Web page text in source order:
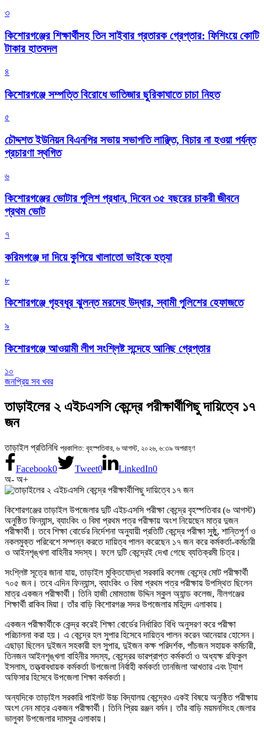
৩
কিশোরগঞ্জের শিক্ষার্থীসহ তিন সাইবার প্রতারক গ্রেপ্তার: ফিশিংয়ে কোটি
টাকার হাতবদল
৪
কিশোরগঞ্জে সম্পত্তি বিরোধে ভাতিজার ছুরিকাঘাতে চাচা নিহত
৫
চৌদ্দশত ইউনিয়ন বিএনপির সভায় সভাপতি লাঞ্ছিত, বিচার না হওয়া পর্যন্ত
প্রচারণা স্থগিত
৬
কিশোরগঞ্জের ভোটার পুলিশ প্রধান, দিবেন ৩৫ বছরের চাকরী জীবনে
প্রথম ভোট
৭
করিমগঞ্জে দা দিয়ে কুপিয়ে খালাতো ভাইকে হত্যা
৮
কিশোরগঞ্জে গৃহবধূর ঝুলন্ত মরদেহ উদ্ধার, স্বামী পুলিশের হেফাজতে
৯
কিশোরগঞ্জে আওয়ামী লীগ সংশ্লিষ্ট সন্দেহে আনিছ গ্রেপ্তার
১০
জনপ্রিয় সব খবর
তাড়াইলের ২ এইচএসসি কেন্দ্রে পরীক্ষার্থীপিছু দায়িত্বে ১৭
জন
তাড়াইল প্রতিনিধি প্রকাশিত: বৃহস্পতিবার, ৬ আগস্ট, ২০২৬, ৬:৩৯ অপরাহ্ণ
Facebook0 Tweet0 LinkedIn0
অ- অ+
কিশোরগঞ্জের তাড়াইল উপজেলার দুটি এইচএসসি পরীক্ষা কেন্দ্রে বৃহস্পতিবার (৬ আগস্ট)
অনুষ্ঠিত ফিন্যান্স, ব্যাংকিং ও বিমা প্রথম পত্র পরীক্ষায় অংশ নিয়েছেন মাত্র দুজন
পরীক্ষার্থী। তবে শিক্ষা বোর্ডের নির্দেশনা অনুযায়ী প্রতিটি কেন্দ্রে পরীক্ষা সুষ্ঠু, শান্তিপূর্ণ ও
নকলমুক্ত পরিবেশে সম্পন্ন করতে দায়িত্ব পালন করেছেন ১৭ জন করে কর্মকর্তা-কর্মচারী
ও আইনশৃঙ্খলা বাহিনীর সদস্য। ফলে দুটি কেন্দ্রেই দেখা গেছে ব্যতিক্রমী চিত্র।
সংশ্লিষ্ট সূত্রে জানা যায়, তাড়াইল মুক্তিযোদ্ধা সরকারি কলেজ কেন্দ্রে মোট পরীক্ষার্থী
৭০৫ জন। তবে এদিন ফিন্যান্স, ব্যাংকিং ও বিমা প্রথম পত্র পরীক্ষায় উপস্থিত ছিলেন
মাত্র একজন পরীক্ষার্থী। তিনি হাজী মোমতাজ উদ্দিন স্কুল অ্যান্ড কলেজ, নীলগঞ্জের
শিক্ষার্থী রাকিব মিয়া। তাঁর বাড়ি কিশোরগঞ্জ সদর উপজেলার মহিনন্দ এলাকায়।
একজন পরীক্ষার্থীকে কেন্দ্র করেই শিক্ষা বোর্ডের নির্ধারিত বিধি অনুসরণ করে পরীক্ষা
পরিচালনা করা হয়। এ কেন্দ্রে হল সুপার হিসেবে দায়িত্ব পালন করেন আনেয়ার হোসেন।
এছাড়া ছিলেন দুইজন সহকারী হল সুপার, দুইজন কক্ষ পরিদর্শক, পাঁচজন সহায়ক কর্মচারী,
তিনজন আইনশৃঙ্খলা বাহিনীর সদস্য, কেন্দ্রের ভারপ্রাপ্ত কর্মকর্তা ও অধ্যক্ষ রফিকুল
ইসলাম, তত্ত্বাবধায়ক কর্মকর্তা উপজেলা নির্বাহী কর্মকর্তা তানজিলা আখতার এবং ট্যাগ
অফিসার হিসেবে উপজেলা শিক্ষা কর্মকর্তা।
অন্যদিকে তাড়াইল সরকারি পাইলট উচ্চ বিদ্যালয় কেন্দ্রেও একই বিষয়ে অনুষ্ঠিত পরীক্ষায়
অংশ নেন মাত্র একজন পরীক্ষার্থী। তিনি প্রিয় রঞ্জন বর্মন। তাঁর বাড়ি ময়মনসিংহ জেলার
ভালুকা উপজেলার দামসুর এলাকায়।